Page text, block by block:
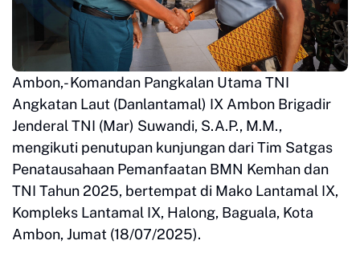
Ambon,- Komandan Pangkalan Utama TNI
Angkatan Laut (Danlantamal) IX Ambon Brigadir
Jenderal TNI (Mar) Suwandi, S.A.P., M.M.,
mengikuti penutupan kunjungan dari Tim Satgas
Penatausahaan Pemanfaatan BMN Kemhan dan
TNI Tahun 2025, bertempat di Mako Lantamal IX,
Kompleks Lantamal IX, Halong, Baguala, Kota
Ambon, Jumat (18/07/2025).